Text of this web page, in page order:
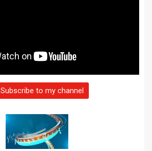
Subscribe to my channel